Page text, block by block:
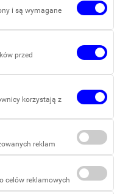
i są wymagane
przed
korzystają z
reklam
celów reklamowych